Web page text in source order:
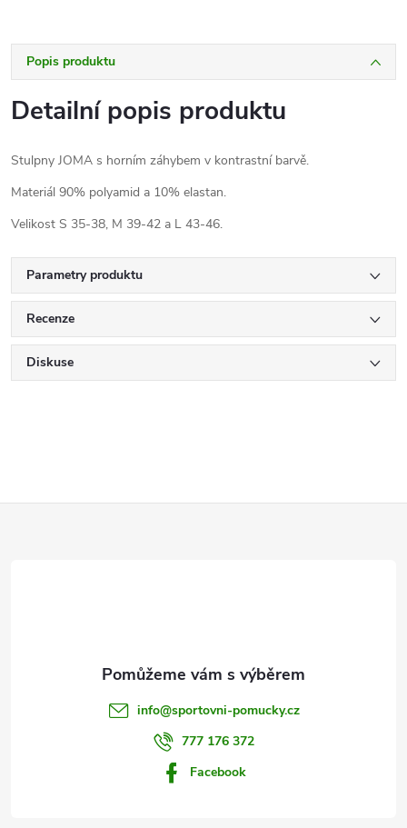
Popis produktu
Detailní popis produktu
Stulpny JOMA s horním záhybem v kontrastní barvě.
Materiál 90% polyamid a 10% elastan.
Velikost S 35-38, M 39-42 a L 43-46.
Parametry produktu
Recenze
Diskuse
info@sportovni-pomucky.cz
777 176 372
Facebook